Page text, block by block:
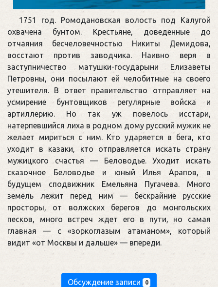
1751 год. Ромодановская волость под Калугой
охвачена бунтом. Крестьяне, доведенные до
отчаяния бесчеловечностью Никиты Демидова,
восстают против заводчика. Наивно веря в
заступничество матушки-государыни Елизаветы
Петровны, они посылают ей челобитные на своего
утешителя. В ответ правительство отправляет на
усмирение бунтовщиков регулярные войска и
артиллерию. Но так уж повелось исстари,
натерпевшийся лиха в родном дому русский мужик не
желает мириться с ним. Кто ударяется в бега, кто
уходит в казаки, кто отправляется искать страну
мужицкого счастья — Беловодье. Уходит искать
сказочное Беловодье и юный Илья Арапов, в
будущем сподвижник Емельяна Пугачева. Много
земель лежит перед ним — бескрайние русские
просторы, от волжских берегов до монгольских
песков, много встреч ждет его в пути, но самая
главная — с «зоркоглазым атаманом», который
видит «от Москвы и дальше» — впереди.
Обсуждение записи 0